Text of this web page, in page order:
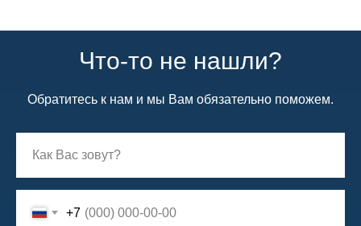
Что-то не нашли?
Обратитесь к нам и мы Вам обязательно поможем.
+7